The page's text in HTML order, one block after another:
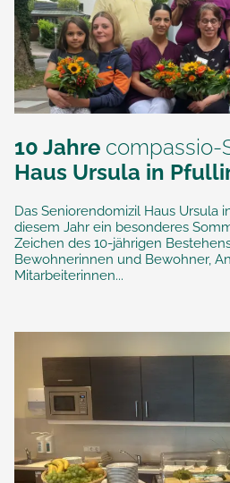
10 Jahre compassio-
Haus Ursula in
Das Seniorendomizil Haus Ursula
diesem Jahr ein besonderes
Zeichen des 10-jährigen
Bewohnerinnen und Bewohner,
Mitarbeiterinnen...